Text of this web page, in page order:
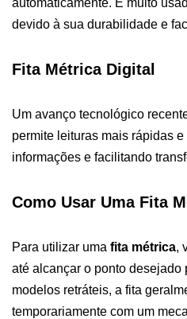
automaticamente. É muito
devido à sua durabilidade e
Fita Métrica Digital
Um avanço tecnológico
permite leituras mais rápidas
informações e facilitando
Como Usar Uma Fita
Para utilizar uma fita métrica,
até alcançar o ponto desejado
modelos retráteis, a fita
temporariamente com um